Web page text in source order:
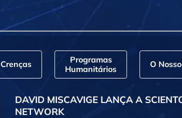
Programas
Humanitários
O
DAVID MISCAVIGE LANÇA A
NETWORK